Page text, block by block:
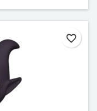
favorite_border